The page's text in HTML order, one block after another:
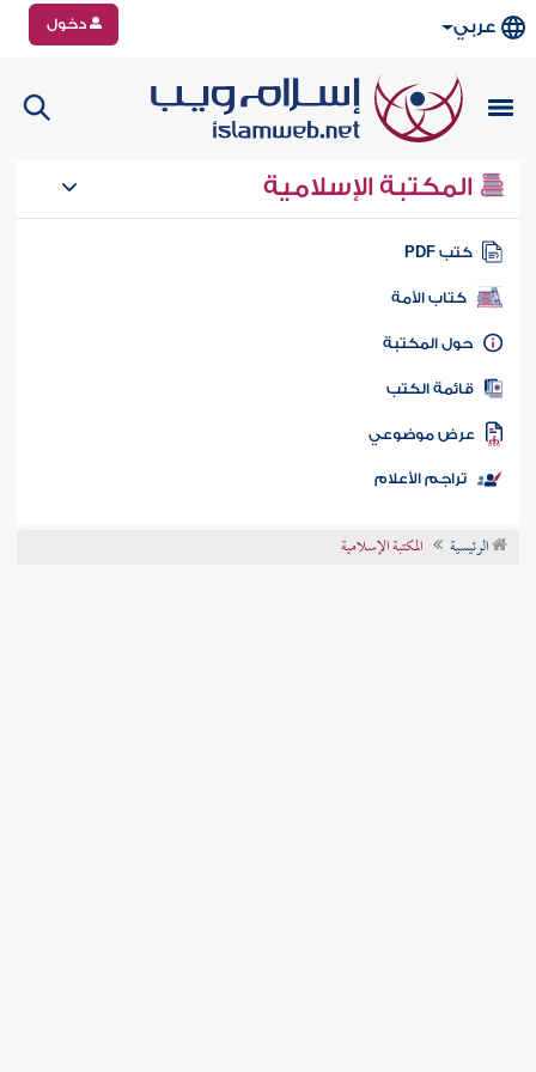
عربي دخول
المكتبة الإسلامية
كتب PDF
كتاب الأمة
المكتبة
الكتب
موضوعي
تراجم الأعلام
الرئيسية المكتبة الإسلامية